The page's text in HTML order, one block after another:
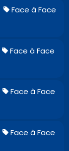
Face à Face
Face à Face
Face à Face
Face à Face